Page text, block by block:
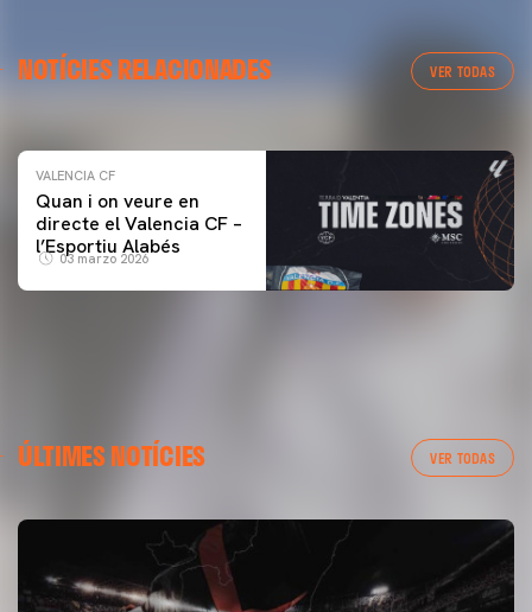
NOTÍCIES RELACIONADES VER TODAS
ENTRENAMENT DEL VALENCIA CF 04/03/26
VALENCIA CF
Quan i on veure en
directe el Valencia CF –
l’Esportiu Alabés
03 marzo 2026
ÚLTIMES NOTÍCIES VER TODAS